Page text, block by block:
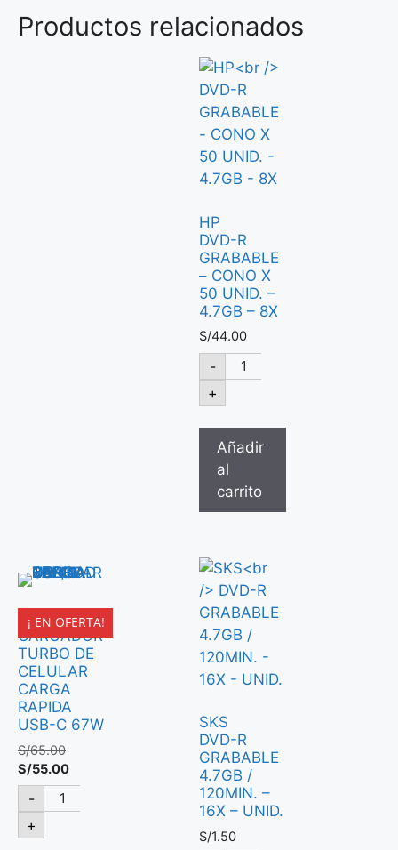
Productos relacionados
HP
DVD-R
GRABABLE
– CONO X
50 UNID. –
4.7GB – 8X
S/44.00
-
+
Añadir
al
carrito
¡ EN OFERTA!
LDNIO
CARGADOR
TURBO DE
CELULAR
CARGA
RAPIDA
USB-C 67W
S/65.00
S/55.00
-
+
SKS
DVD-R
GRABABLE
4.7GB /
120MIN. –
16X – UNID.
S/1.50